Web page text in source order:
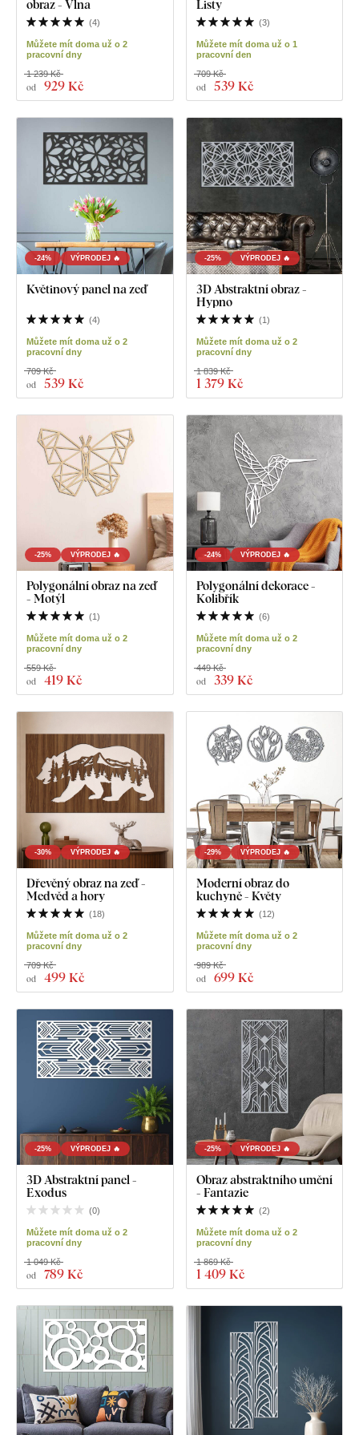
obraz - Vlna
(4)
Můžete mít doma už o 2
pracovní dny
od 929 Kč
1 239 Kč
Listy
(3)
Můžete mít doma už o 1
pracovní den
od 539 Kč
709 Kč
-24% VÝPRODEJ 🔥
Květinový panel na zeď
(4)
Můžete mít doma už o 2
pracovní dny
od 539 Kč
709 Kč
-25% VÝPRODEJ 🔥
3D Abstraktní obraz -
Hypno
(1)
Můžete mít doma už o 2
pracovní dny
1 379 Kč
1 839 Kč
-25% VÝPRODEJ 🔥
Polygonální obraz na zeď
- Motýl
(1)
Můžete mít doma už o 2
pracovní dny
od 419 Kč
559 Kč
-24% VÝPRODEJ 🔥
Polygonální dekorace -
Kolibřík
(6)
Můžete mít doma už o 2
pracovní dny
od 339 Kč
449 Kč
-30% VÝPRODEJ 🔥
Dřevěný obraz na zeď -
Medvěd a hory
(18)
Můžete mít doma už o 2
pracovní dny
od 499 Kč
709 Kč
-29% VÝPRODEJ 🔥
Moderní obraz do
kuchyně - Květy
(12)
Můžete mít doma už o 2
pracovní dny
od 699 Kč
989 Kč
-25% VÝPRODEJ 🔥
3D Abstraktní panel -
Exodus
(0)
Můžete mít doma už o 2
pracovní dny
od 789 Kč
1 049 Kč
-25% VÝPRODEJ 🔥
Obraz abstraktního umění
- Fantazie
(2)
Můžete mít doma už o 2
pracovní dny
1 409 Kč
1 869 Kč